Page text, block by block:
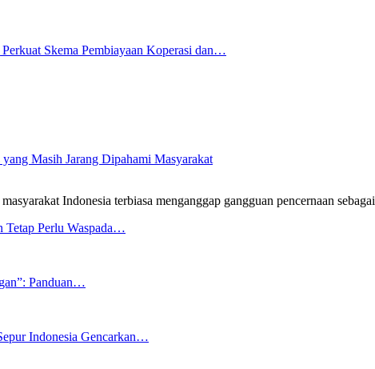
Skema Pembiayaan Koperasi dan…
Masih Jarang Dipahami Masyarakat
Indonesia terbiasa menganggap gangguan pencernaan sebagai
Tetap Perlu Waspada…
Panduan…
Indonesia Gencarkan…